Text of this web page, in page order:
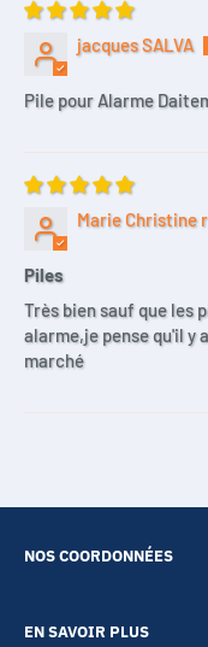
jacques SALVA
Pile pour Alarme
Marie Christine
Piles
Très bien sauf que les
alarme,je pense qu'il y
marché
NOS COORDONNÉES
EN SAVOIR PLUS